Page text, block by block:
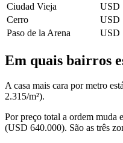
Ciudad Vieja
USD
Cerro
USD
Paso de la Arena
USD
Em quais bairros
A casa mais cara por metro
2.315/m²).
Por preço total a ordem muda
(USD 640.000). São as três